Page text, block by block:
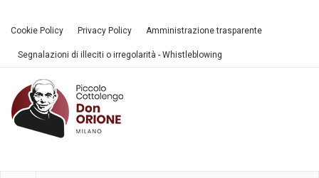
Cookie Policy Privacy Policy Amministrazione trasparente
Segnalazioni di illeciti o irregolarità - Whistleblowing